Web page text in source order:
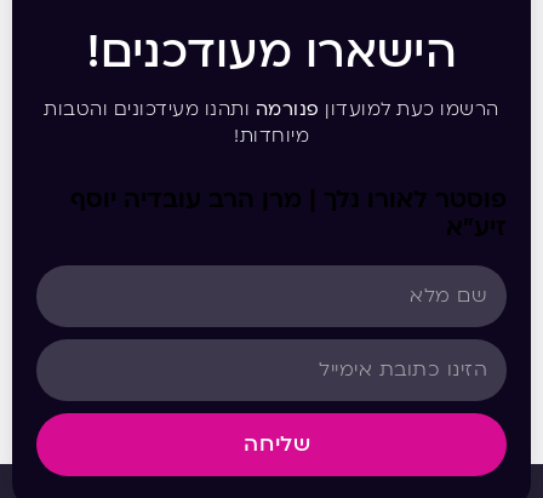
הישארו מעודכנים!
הרשמו כעת למועדון פנורמה ותהנו מעידכונים והטבות
מיוחדות!
פוסטר לאורו נלך | מרן הרב עובדיה יוסף
זיע”א
שליחה